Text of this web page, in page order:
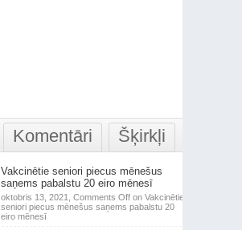
Komentāri Šķirkļi
Vakcinētie seniori piecus mēnešus
saņems pabalstu 20 eiro mēnesī
oktobris 13, 2021, Comments Offon Vakcinētie
seniori piecus mēnešus saņems pabalstu 20
eiro mēnesī